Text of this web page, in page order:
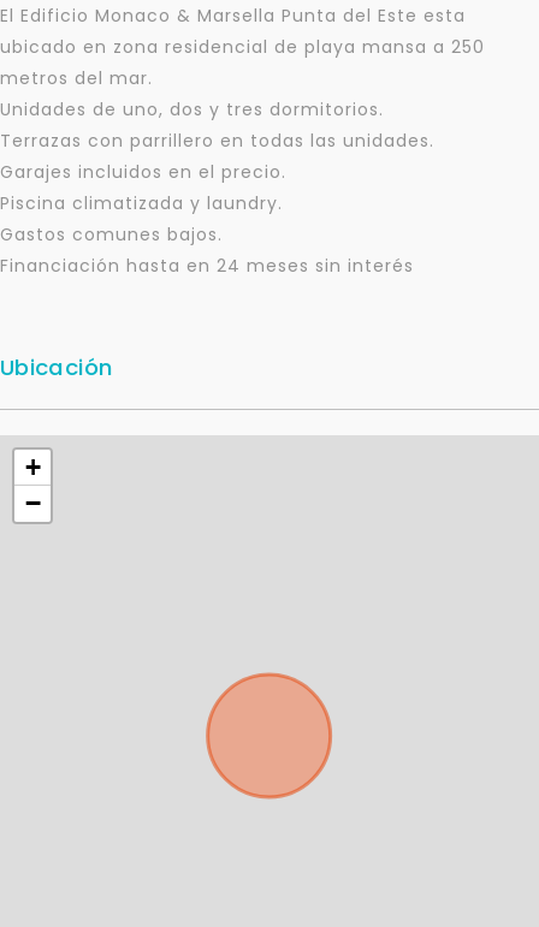
El Edificio Monaco & Marsella Punta del Este esta
ubicado en zona residencial de playa mansa a 250
metros del mar.
Unidades de uno, dos y tres dormitorios.
Terrazas con parrillero en todas las unidades.
Garajes incluidos en el precio.
Piscina climatizada y laundry.
Gastos comunes bajos.
Financiación hasta en 24 meses sin interés
Ubicación
+
−
mejor y más rápido
Déjanos tus datos para identificar tu consulta en el
sistema de gestión de clientes.